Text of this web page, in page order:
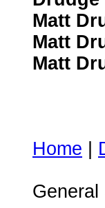
Matt
Matt
Matt
Home
General